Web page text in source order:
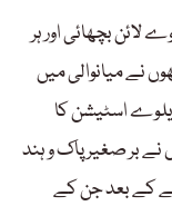
لائن بچھائی اور ہر
نے میانوالی میں
اسٹیشن کا
نے بر صغیر پاک و ہند
کے بعد جن کے